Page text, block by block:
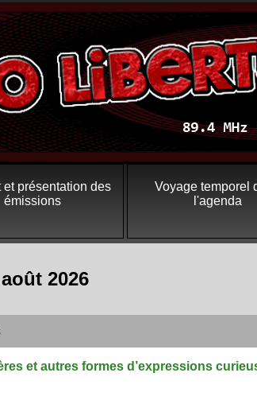
et présentation des
émissions
Voyage temporel
l'agenda
2026
et autres formes d’expressions